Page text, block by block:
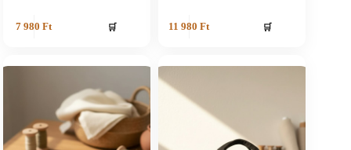
7 980Ft 🛒 11 980Ft 🛒